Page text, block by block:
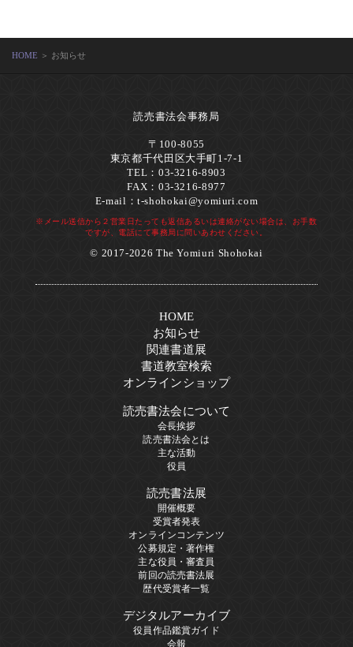
HOME ＞ お知らせ
読売書法会事務局
〒100-8055
東京都千代田区大手町1-7-1
TEL：03-3216-8903
FAX：03-3216-8977
E-mail：t-shohokai@yomiuri.com
※メール送信から２営業日たっても返信あるいは連絡がない場合は、お手数
ですが、電話にて事務局に問いあわせください。
© 2017-2026 The Yomiuri Shohokai
HOME
お知らせ
関連書道展
書道教室検索
オンラインショップ
読売書法会について
会長挨拶
読売書法会とは
主な活動
役員
読売書法展
開催概要
受賞者発表
オンラインコンテンツ
公募規定・著作権
主な役員・審査員
前回の読売書法展
歴代受賞者一覧
デジタルアーカイブ
役員作品鑑賞ガイド
会報